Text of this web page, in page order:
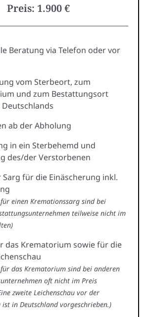
Preis: 1.900 €
Beratung via Telefon oder vor
vom Sterbeort, zum
und zum Bestattungsort
ab der Abholung
in ein Sterbehemd und
des/der Verstorbenen
Sarg für die Einäscherung inkl.
einen Kremationssarg sind bei
teilweise nicht im
das Krematorium sowie für die
für das Krematorium sind bei anderen
oft nicht im Preis
zweite Leichenschau vor der
in Deutschland vorgeschrieben.)